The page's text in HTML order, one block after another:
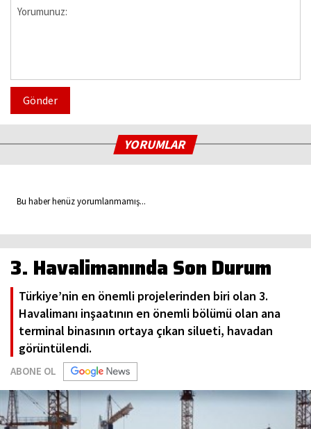
Gönder
YORUMLAR
Bu haber henüz yorumlanmamış...
3. Havalimanında Son Durum
Türkiye’nin en önemli projelerinden biri olan 3.
Havalimanı inşaatının en önemli bölümü olan ana
terminal binasının ortaya çıkan silueti, havadan
görüntülendi.
ABONE OL